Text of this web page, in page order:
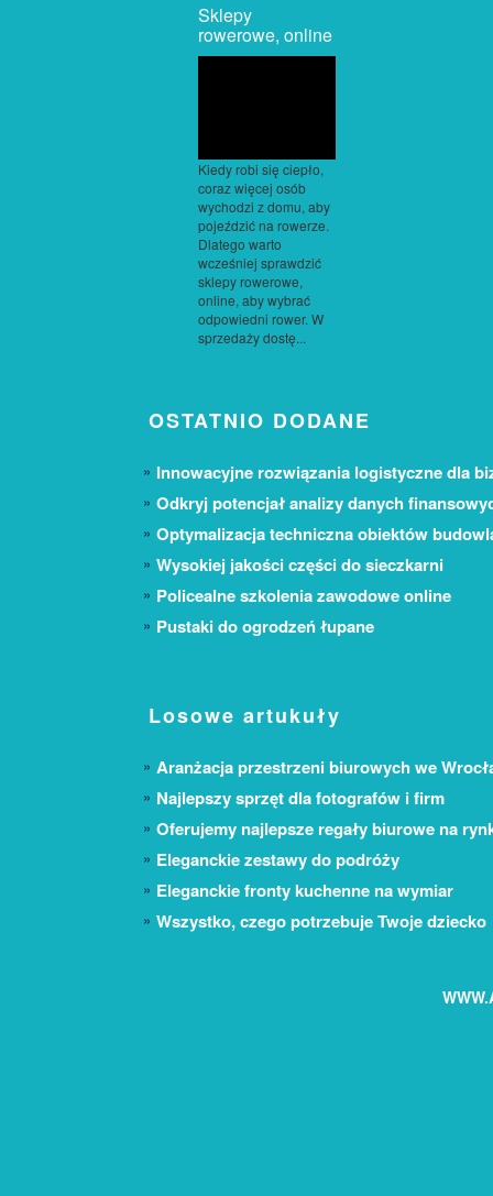
Sklepy
rowerowe, online
Kiedy robi się ciepło,
coraz więcej osób
wychodzi z domu, aby
pojeździć na rowerze.
Dlatego warto
wcześniej sprawdzić
sklepy rowerowe,
online, aby wybrać
odpowiedni rower. W
sprzedaży dostę...
OSTATNIO DODANE
Innowacyjne rozwiązania logistyczne dla
Odkryj potencjał analizy danych
Optymalizacja techniczna obiektów
Wysokiej jakości części do sieczkarni
Policealne szkolenia zawodowe online
Pustaki do ogrodzeń łupane
Losowe artukuły
Aranżacja przestrzeni biurowych we
Najlepszy sprzęt dla fotografów i firm
Oferujemy najlepsze regały biurowe na
Eleganckie zestawy do podróży
Eleganckie fronty kuchenne na wymiar
Wszystko, czego potrzebuje Twoje dziecko